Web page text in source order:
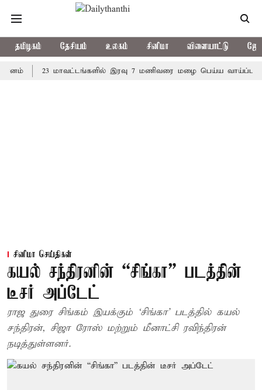
தமிழகம் தேசியம் உலகம் சினிமா விளையாட்டு
23 மாவட்டங்களில் இரவு 7 மணிவரை மழை பெய்ய வாய்ப்பு
சினிமா செய்திகள்
கயல் சந்திரனின் “சிங்கா” படத்தின்
டீசர் அப்டேட்
ராஜ துரை சிங்கம் இயக்கும் ‘சிங்கா’ படத்தில் கயல்
சந்திரன், சிஜா ரோஸ் மற்றும் மீனாட்சி ரவிந்திரன்
நடித்துள்ளனர்.